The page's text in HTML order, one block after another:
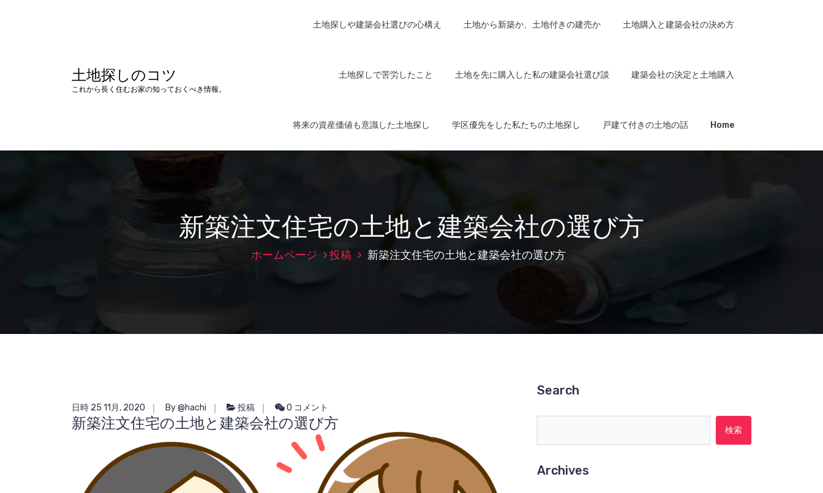
土地探しのコツ
これから長く住むお家の知っておくべき情報。
土地探しや建築会社選びの心構え 土地から新築か、土地付きの建売か 土地購入と建築会社の決め方
土地探しで苦労したこと 土地を先に購入した私の建築会社選び談 建築会社の決定と土地購入
将来の資産価値も意識した土地探し 学区優先をした私たちの土地探し 戸建て付きの土地の話 Home
新築注文住宅の土地と建築会社の選び方
ホームページ 投稿 新築注文住宅の土地と建築会社の選び方
日時 25 11月, 2020 By @hachi 投稿 0 コメント
新築注文住宅の土地と建築会社の選び方
Search
Archives